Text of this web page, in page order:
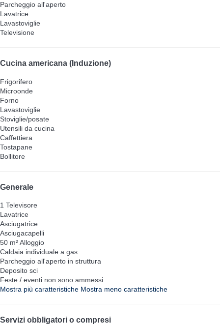
Parcheggio all'aperto
Lavatrice
Lavastoviglie
Televisione
Cucina americana (Induzione)
Frigorifero
Microonde
Forno
Lavastoviglie
Stoviglie/posate
Utensili da cucina
Caffettiera
Tostapane
Bollitore
Generale
1 Televisore
Lavatrice
Asciugatrice
Asciugacapelli
50 m² Alloggio
Caldaia individuale a gas
Parcheggio all'aperto in struttura
Deposito sci
Feste / eventi non sono ammessi
Mostra più caratteristiche Mostra meno caratteristiche
Servizi obbligatori o compresi